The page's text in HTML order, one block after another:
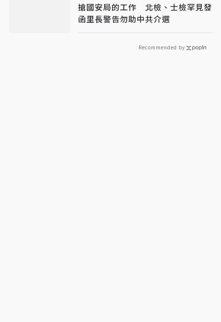
搶國安局的工作 北檢、士檢罕見發
函里長警告勿助中共介選
Recommended by